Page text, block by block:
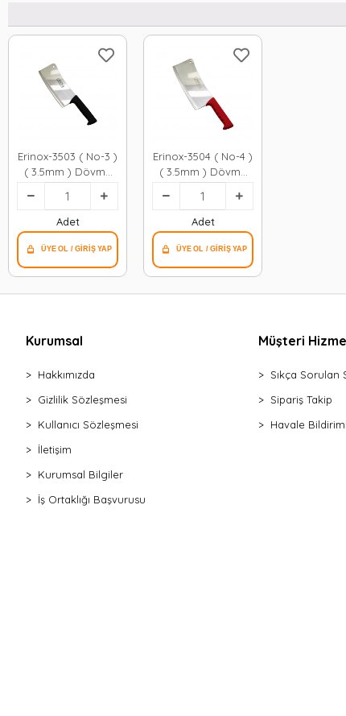
Erinox-3503 ( No-3 )
( 3.5mm ) Dövme
Çelik & Kurban Satır
( Yatağan
Paslanmaz ) ( Renkli
Plastik Saplı )*50
Adet
Erinox-3504 ( No-4 )
( 3.5mm ) Dövme
Çelik & Kurban Satır
( Yatağan
Paslanmaz ) ( Renkli
Plastik Saplı )*50
Adet
Kurumsal
Hakkımızda
Gizlilik Sözleşmesi
Kullanıcı Sözleşmesi
İletişim
Kurumsal Bilgiler
İş Ortaklığı Başvurusu
Müşteri
Sıkça Sorulan
Sipariş Takip
Havale